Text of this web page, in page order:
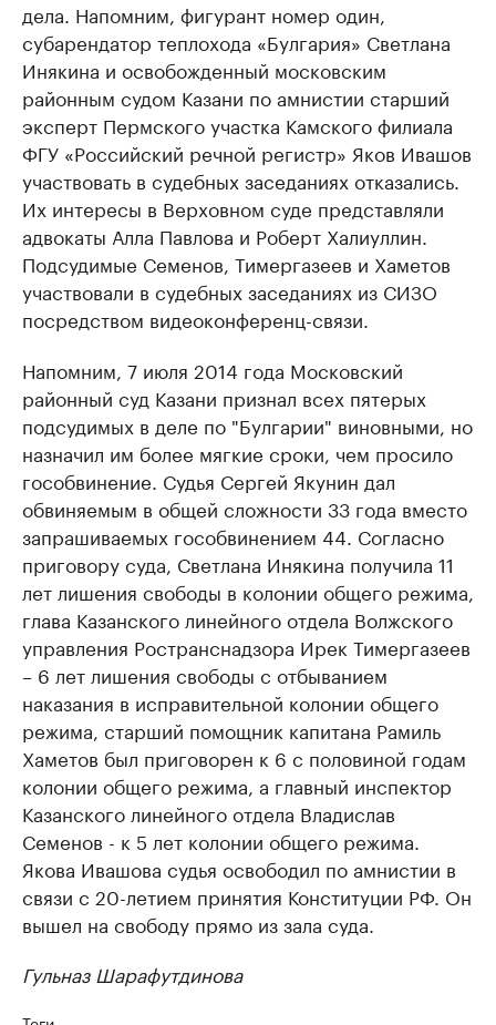
дела. Напомним, фигурант номер один,
субарендатор теплохода «Булгария» Светлана
Инякина и освобожденный московским
районным судом Казани по амнистии старший
эксперт Пермского участка Камского филиала
ФГУ «Российский речной регистр» Яков Ивашов
участвовать в судебных заседаниях отказались.
Их интересы в Верховном суде представляли
адвокаты Алла Павлова и Роберт Халиуллин.
Подсудимые Семенов, Тимергазеев и Хаметов
участвовали в судебных заседаниях из СИЗО
посредством видеоконференц-связи.
Напомним, 7 июля 2014 года Московский
районный суд Казани признал всех пятерых
подсудимых в деле по "Булгарии" виновными, но
назначил им более мягкие сроки, чем просило
гособвинение. Судья Сергей Якунин дал
обвиняемым в общей сложности 33 года вместо
запрашиваемых гособвинением 44. Согласно
приговору суда, Светлана Инякина получила 11
лет лишения свободы в колонии общего режима,
глава Казанского линейного отдела Волжского
управления Ространснадзора Ирек Тимергазеев
– 6 лет лишения свободы с отбыванием
наказания в исправительной колонии общего
режима, старший помощник капитана Рамиль
Хаметов был приговорен к 6 с половиной годам
колонии общего режима, а главный инспектор
Казанского линейного отдела Владислав
Семенов - к 5 лет колонии общего режима.
Якова Ивашова судья освободил по амнистии в
связи с 20-летием принятия Конституции РФ. Он
вышел на свободу прямо из зала суда.
Гульназ Шарафутдинова